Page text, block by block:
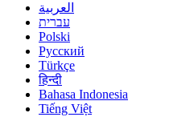
العربية
עברית
Polski
Русский
Türkçe
हिन्दी
Bahasa Indonesia
Tiếng Việt